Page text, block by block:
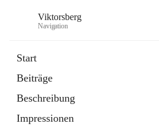
Viktorsberg
Navigation
Start
Beiträge
Beschreibung
Impressionen
1 Schnellzugriff
Bürgerservice